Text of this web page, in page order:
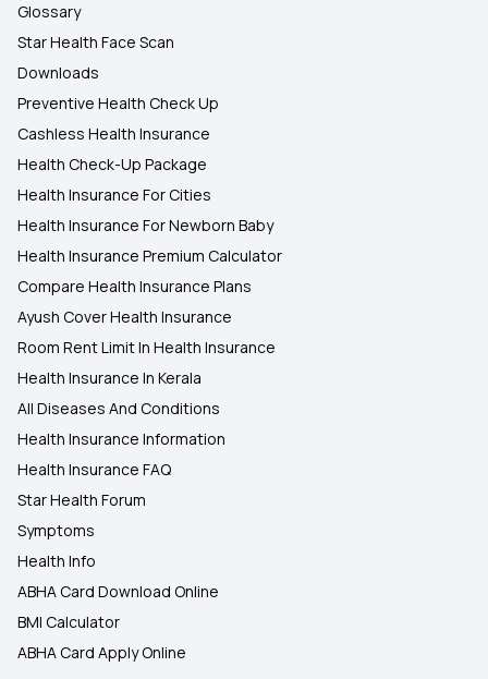
Glossary
Star Health Face Scan
Downloads
Preventive Health Check Up
Cashless Health Insurance
Health Check-Up Package
Health Insurance For Cities
Health Insurance For Newborn Baby
Health Insurance Premium Calculator
Compare Health Insurance Plans
Ayush Cover Health Insurance
Room Rent Limit In Health Insurance
Health Insurance In Kerala
All Diseases And Conditions
Health Insurance Information
Health Insurance FAQ
Star Health Forum
Symptoms
Health Info
ABHA Card Download Online
BMI Calculator
ABHA Card Apply Online